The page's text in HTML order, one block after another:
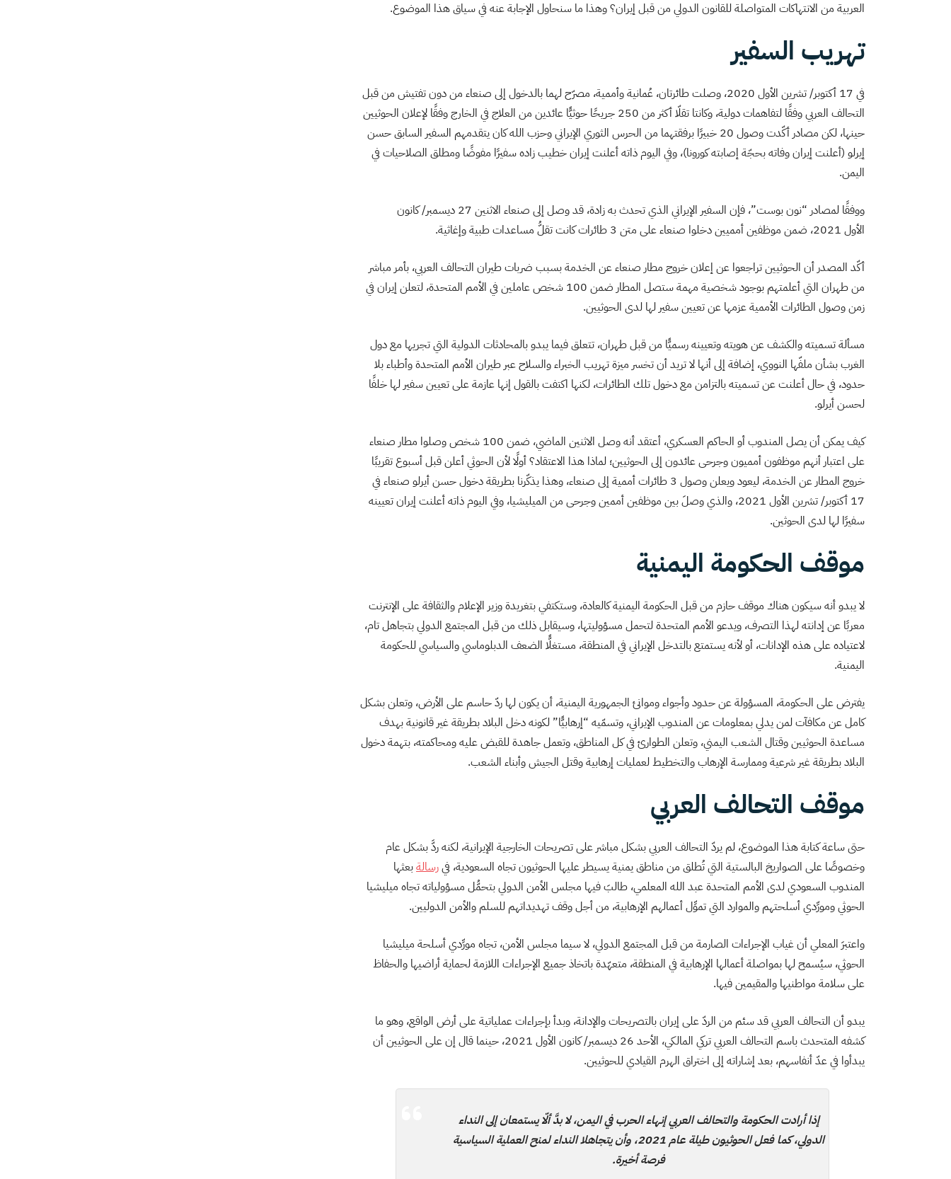
العربية من الانتهاكات المتواصلة للقانون الدولي من قبل إيران؟ وهذا ما سنحاول الإجابة عنه في سياق هذا الموضوع.
تهريب السفير
في 17 أكتوبر/ تشرين الأول 2020، وصلت طائرتان، عُمانية وأممية، مصرّح لهما بالدخول إلى صنعاء من دون تفتيش من قبل
التحالف العربي وفقًا لتفاهمات دولية، وكانتا تقلّا أكثر من 250 جريحًا حوثيًّا عائدين من العلاج في الخارج وفقًا لإعلان الحوثيين
حينها، لكن مصادر أكّدت وصول 20 خبيرًا برفقتهما من الحرس الثوري الإيراني وحزب الله كان يتقدمهم السفير السابق حسن
إيرلو (أعلنت إيران وفاته بحجّة إصابته كورونا)، وفي اليوم ذاته أعلنت إيران خطيب زاده سفيرًا مفوضًا ومطلق الصلاحيات في
اليمن.
ووفقًا لمصادر “نون بوست”، فإن السفير الإيراني الذي تحدث به زادة، قد وصل إلى صنعاء الاثنين 27 ديسمبر/ كانون
الأول 2021، ضمن موظفين أمميين دخلوا صنعاء على متن 3 طائرات كانت تقلُّ مساعدات طبية وإغاثية.
أكّد المصدر أن الحوثيين تراجعوا عن إعلان خروج مطار صنعاء عن الخدمة بسبب ضربات طيران التحالف العربي، بأمر مباشر
من طهران التي أعلمتهم بوجود شخصية مهمة ستصل المطار ضمن 100 شخص عاملين في الأمم المتحدة، لتعلن إيران في
زمن وصول الطائرات الأممية عزمها عن تعيين سفير لها لدى الحوثيين.
مسألة تسميته والكشف عن هويته وتعيينه رسميًّا من قبل طهران، تتعلق فيما يبدو بالمحادثات الدولية التي تجريها مع دول
الغرب بشأن ملفّها النووي، إضافة إلى أنها لا تريد أن تخسر ميزة تهريب الخبراء والسلاح عبر طيران الأمم المتحدة وأطباء بلا
حدود، في حال أعلنت عن تسميته بالتزامن مع دخول تلك الطائرات، لكنها اكتفت بالقول إنها عازمة على تعيين سفير لها خلفًا
لحسن أيرلو.
كيف يمكن أن يصل المندوب أو الحاكم العسكري، أعتقد أنه وصل الاثنين الماضي، ضمن 100 شخص وصلوا مطار صنعاء
على اعتبار أنهم موظفون أمميون وجرحى عائدون إلى الحوثيين؛ لماذا هذا الاعتقاد؟ أولًا لأن الحوثي أعلن قبل أسبوع تقريبًا
خروج المطار عن الخدمة، ليعود ويعلن وصول 3 طائرات أممية إلى صنعاء، وهذا يذكّرنا بطريقة دخول حسن أيرلو صنعاء في
17 أكتوبر/ تشرين الأول 2021، والذي وصلَ بين موظفين أممين وجرحى من الميليشيا، وفي اليوم ذاته أعلنت إيران تعيينه
سفيرًا لها لدى الحوثين.
موقف الحكومة اليمنية
لا يبدو أنه سيكون هناك موقف حازم من قبل الحكومة اليمنية كالعادة، وستكتفي بتغريدة وزير الإعلام والثقافة على الإنترنت
معربًا عن إدانته لهذا التصرف، ويدعو الأمم المتحدة لتحمل مسؤوليتها، وسيقابل ذلك من قبل المجتمع الدولي بتجاهل تام،
لاعتياده على هذه الإدانات، أو لأنه يستمتع بالتدخل الإيراني في المنطقة، مستغلًّا الضعف الدبلوماسي والسياسي للحكومة
اليمنية.
يفترض على الحكومة، المسؤولة عن حدود وأجواء وموانئ الجمهورية اليمنية، أن يكون لها ردّ حاسم على الأرض، وتعلن بشكل
كامل عن مكافآت لمن يدلي بمعلومات عن المندوب الإيراني، وتسمّيه “إرهابيًّا” لكونه دخل البلاد بطريقة غير قانونية بهدف
مساعدة الحوثيين وقتال الشعب اليمني، وتعلن الطوارئ في كل المناطق، وتعمل جاهدة للقبض عليه ومحاكمته، بتهمة دخول
البلاد بطريقة غير شرعية وممارسة الإرهاب والتخطيط لعمليات إرهابية وقتل الجيش وأبناء الشعب.
موقف التحالف العربي
حتى ساعة كتابة هذا الموضوع، لم يردّ التحالف العربي بشكل مباشر على تصريحات الخارجية الإيرانية، لكنه ردَّ بشكل عام
وخصوصًا على الصواريخ البالستية التي تُطلق من مناطق يمنية يسيطر عليها الحوثيون تجاه السعودية، فيرسالةبعثها
المندوب السعودي لدى الأمم المتحدة عبد الله المعلمي، طالبَ فيها مجلس الأمن الدولي بتحمُّل مسؤولياته تجاه ميليشيا
الحوثي ومورِّدي أسلحتهم والموارد التي تموِّل أعمالهم الإرهابية، من أجل وقف تهديداتهم للسلم والأمن الدوليين.
واعتبرَ المعلي أن غياب الإجراءات الصارمة من قبل المجتمع الدولي، لا سيما مجلس الأمن، تجاه مورِّدي أسلحة ميليشيا
الحوثي، سيُسمح لها بمواصلة أعمالها الإرهابية في المنطقة، متعهّدة باتخاذ جميع الإجراءات اللازمة لحماية أراضيها والحفاظ
على سلامة مواطنيها والمقيمين فيها.
يبدو أن التحالف العربي قد سئم من الردّ على إيران بالتصريحات والإدانة، وبدأ بإجراءات عملياتية على أرض الواقع، وهو ما
كشفه المتحدث باسم التحالف العربي تركي المالكي، الأحد 26 ديسمبر/ كانون الأول 2021، حينما قال إن على الحوثيين أن
يبدأوا في عدّ أنفاسهم، بعد إشاراته إلى اختراق الهرم القيادي للحوثيين.
إذا أرادت الحكومة والتحالف العربي إنهاء الحرب في اليمن، لا بدَّ ألّا يستمعان إلى النداء
الدولي، كما فعل الحوثيون طيلة عام 2021، وأن يتجاهلا النداء لمنح العملية السياسية
فرصة أخيرة.